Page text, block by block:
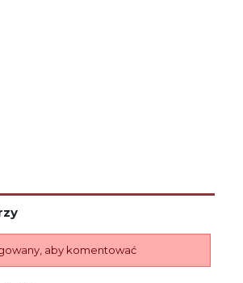
aby komentować